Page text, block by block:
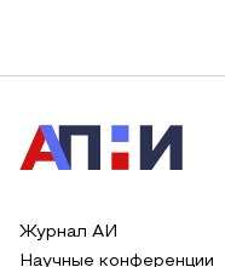
Журнал АИ
Научные конференции